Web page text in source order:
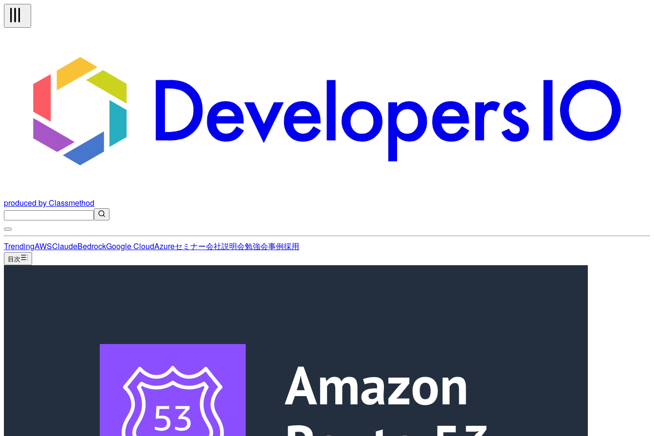
produced by Classmethod
TrendingAWSClaudeBedrockGoogle CloudAzureセミナー会社説明会勉強会事例採用
目次